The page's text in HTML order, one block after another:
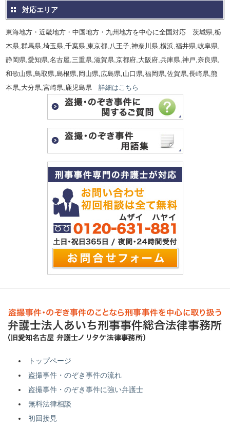
対応エリア
東海地方・近畿地方・中国地方・九州地方を中心に全国対応 茨城県,栃
木県,群馬県,埼玉県,千葉県,東京都,八王子,神奈川県,横浜,福井県,岐阜県,
静岡県,愛知県,名古屋,三重県,滋賀県,京都府,大阪府,兵庫県,神戸,奈良県,
和歌山県,鳥取県,島根県,岡山県,広島県,山口県,福岡県,佐賀県,長崎県,熊
本県,大分県,宮崎県,鹿児島県詳細はこちら
トップページ
盗撮事件・のぞき事件の流れ
盗撮事件・のぞき事件に強い弁護士
無料法律相談
初回接見